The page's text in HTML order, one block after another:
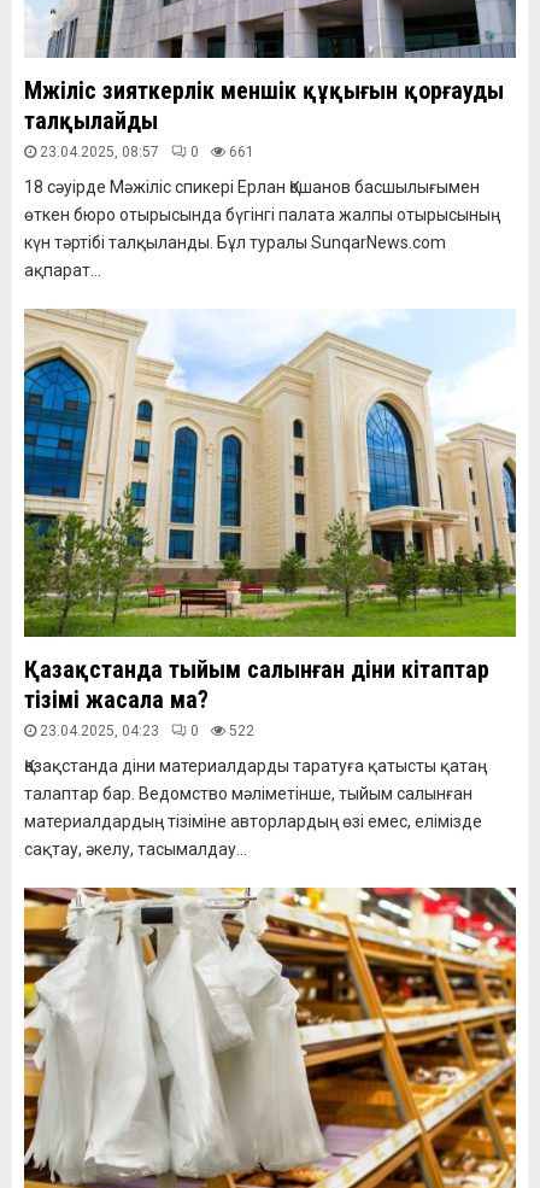
Мәжіліс зияткерлік меншік құқығын қорғауды
талқылайды
23.04.2025, 08:57 0 661
18 сәуірде Мәжіліс спикері Ерлан Қошанов басшылығымен
өткен бюро отырысында бүгінгі палата жалпы отырысының
күн тәртібі талқыланды. Бұл туралы SunqarNews.com
ақпарат...
Қазақстанда тыйым салынған діни кітаптар
тізімі жасала ма?
23.04.2025, 04:23 0 522
Қазақстанда діни материалдарды таратуға қатысты қатаң
талаптар бар. Ведомство мәліметінше, тыйым салынған
материалдардың тізіміне авторлардың өзі емес, елімізде
сақтау, әкелу, тасымалдау...